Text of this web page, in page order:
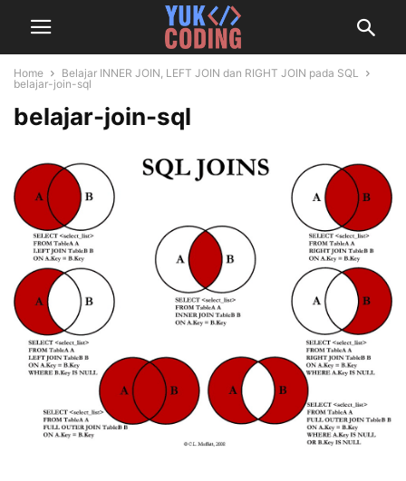
Home
Belajar INNER JOIN, LEFT JOIN dan RIGHT JOIN pada SQL
belajar-join-sql
belajar-join-sql